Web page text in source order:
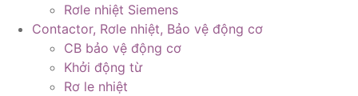
Rơle nhiệt Siemens
Contactor, Rơle nhiệt, Bảo vệ động cơ
CB bảo vệ động cơ
Khởi động từ
Rơ le nhiệt